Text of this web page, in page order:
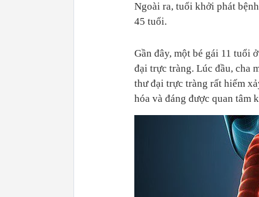
Ngoài ra, tuổi khởi phát
45 tuổi.
Gần đây, một bé gái 11 tuổi
đại trực tràng. Lúc đầu, cha
thư đại trực tràng rất hiếm
hóa và đáng được quan tâm